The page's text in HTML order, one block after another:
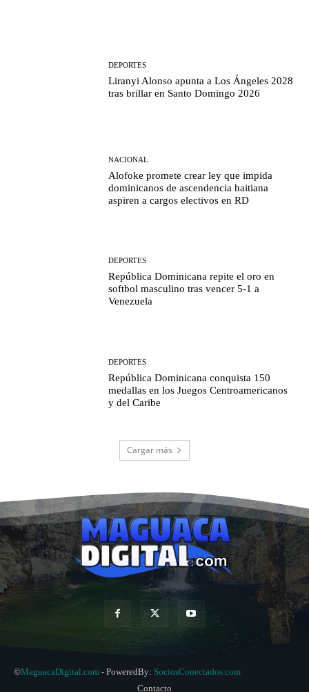
DEPORTES
Liranyi Alonso apunta a Los Ángeles 2028
tras brillar en Santo Domingo 2026
NACIONAL
Alofoke promete crear ley que impida
dominicanos de ascendencia haitiana
aspiren a cargos electivos en RD
DEPORTES
República Dominicana repite el oro en
softbol masculino tras vencer 5-1 a
Venezuela
DEPORTES
República Dominicana conquista 150
medallas en los Juegos Centroamericanos
y del Caribe
Cargar más
©MaguacaDigital.com - PoweredBy: SociosConectados.com
Contacto